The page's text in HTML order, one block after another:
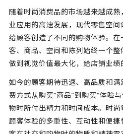
随着时尚消费品的市场越来越成
业应用的高速发展，现代零售空间
给顾客创造了不同的购物体验。
客、商品、空间和陈列始终一个整
做到视觉价值最大化，给店铺业绩
如今的顾客期待迅速、高品质和
费方式从购买“商品”到购买“体验
物时所付出精力和时间成本。时
顾客体验的多重性、互动性和便